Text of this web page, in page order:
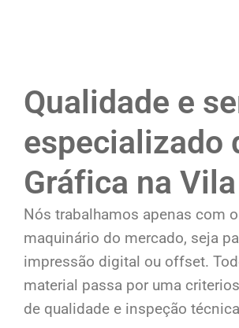
Qualidade e
especializado
Gráfica na
Nós trabalhamos apenas com
maquinário do mercado, seja
impressão digital ou offset.
material passa por uma
de qualidade e inspeção